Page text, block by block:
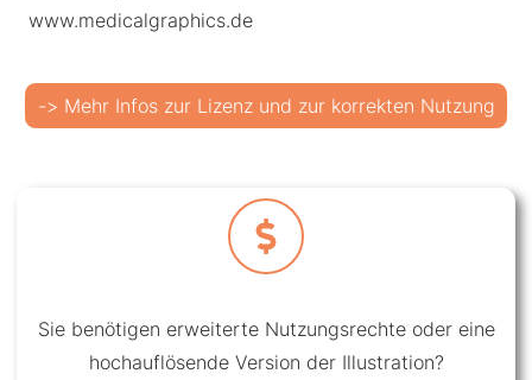
www.medicalgraphics.de
-> Mehr Infos zur Lizenz und zur korrekten Nutzung
Sie benötigen erweiterte Nutzungsrechte oder eine
hochauflösende Version der Illustration?